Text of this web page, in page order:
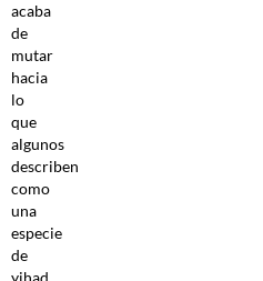
acaba
de
mutar
hacia
lo
que
algunos
describen
como
una
especie
de
yihad